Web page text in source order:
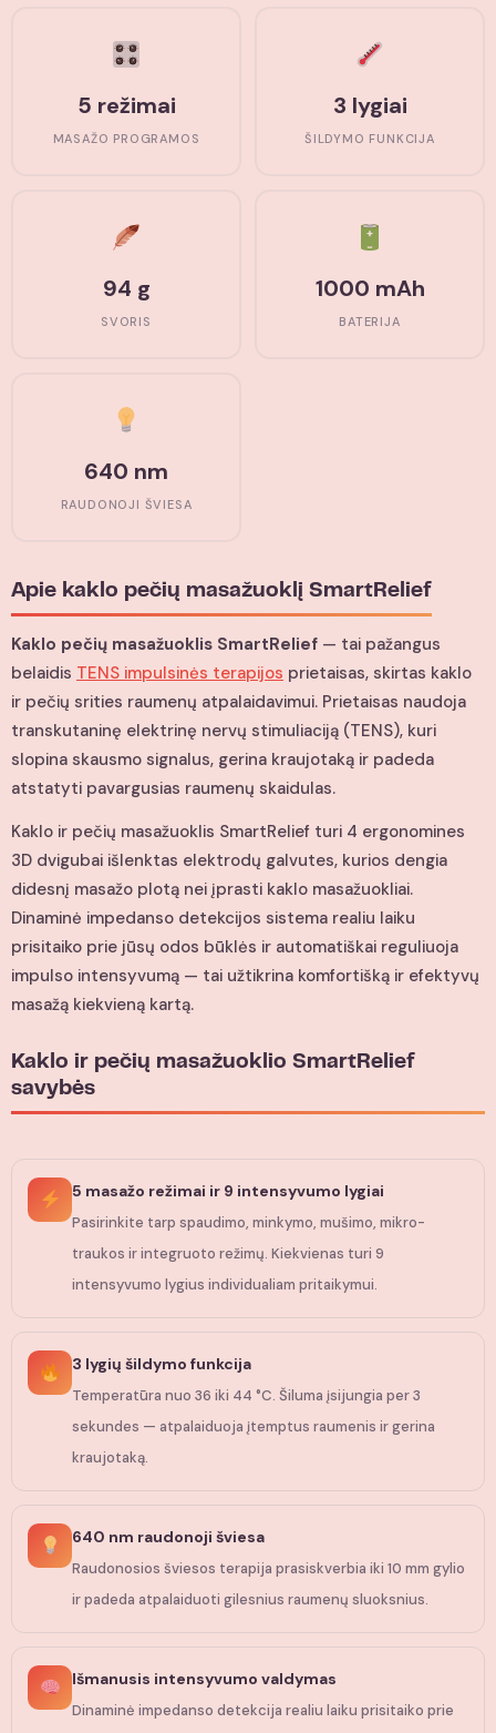
5 režimai
MASAŽO PROGRAMOS
3 lygiai
ŠILDYMO FUNKCIJA
94 g
SVORIS
1000 mAh
BATERIJA
640 nm
RAUDONOJI ŠVIESA
Apie kaklo pečių masažuoklį SmartRelief
Kaklo pečių masažuoklis SmartRelief — tai pažangus
belaidis TENS impulsinės terapijos prietaisas, skirtas kaklo
ir pečių srities raumenų atpalaidavimui. Prietaisas naudoja
transkutaninę elektrinę nervų stimuliaciją (TENS), kuri
slopina skausmo signalus, gerina kraujotaką ir padeda
atstatyti pavargusias raumenų skaidulas.
Kaklo ir pečių masažuoklis SmartRelief turi 4 ergonomines
3D dvigubai išlenktas elektrodų galvutes, kurios dengia
didesnį masažo plotą nei įprasti kaklo masažuokliai.
Dinaminė impedanso detekcijos sistema realiu laiku
prisitaiko prie jūsų odos būklės ir automatiškai reguliuoja
impulso intensyvumą — tai užtikrina komfortišką ir efektyvų
masažą kiekvieną kartą.
Kaklo ir pečių masažuoklio SmartRelief
savybės
5 masažo režimai ir 9 intensyvumo lygiai
Pasirinkite tarp spaudimo, minkymo, mušimo, mikro-
traukos ir integruoto režimų. Kiekvienas turi 9
intensyvumo lygius individualiam pritaikymui.
3 lygių šildymo funkcija
Temperatūra nuo 36 iki 44 °C. Šiluma įsijungia per 3
sekundes — atpalaiduoja įtemptus raumenis ir gerina
kraujotaką.
640 nm raudonoji šviesa
Raudonosios šviesos terapija prasiskverbia iki 10 mm gylio
ir padeda atpalaiduoti gilesnius raumenų sluoksnius.
Išmanusis intensyvumo valdymas
Dinaminė impedanso detekcija realiu laiku prisitaiko prie